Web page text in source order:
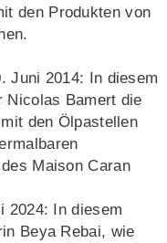
den Produkten von
Juni 2014: In diesem
Nicolas Bamert die
den Ölpastellen
Maison Caran
2024: In diesem
Beya Rebai, wie